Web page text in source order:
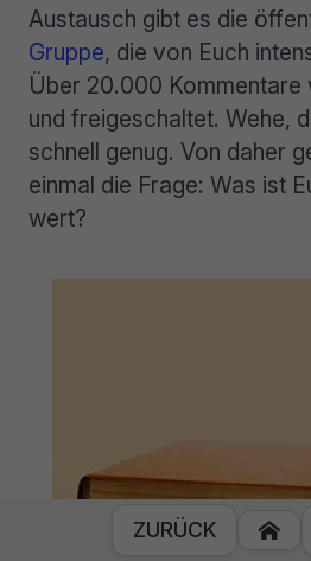
Austausch gibt es die
Gruppe, die von Euch
Über 20.000 Kommentare
und freigeschaltet. Wehe,
schnell genug. Von daher
einmal die Frage: Was ist
wert?
ZURÜCK 